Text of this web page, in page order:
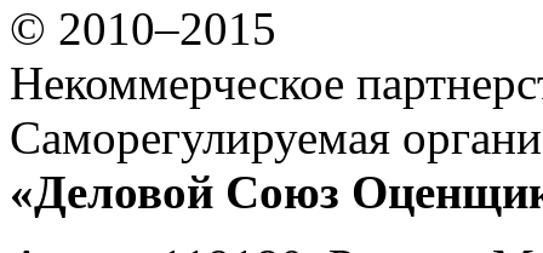
© 2010–2015
Некоммерческое
Саморегулируемая
«Деловой Союз